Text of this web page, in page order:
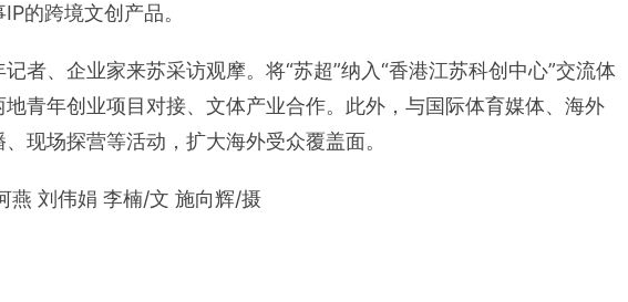
的跨境文创产品。
者、企业家来苏采访观摩。将“苏超”纳入“香港江苏科创中心”交流体
青年创业项目对接、文体产业合作。此外，与国际体育媒体、海外
现场探营等活动，扩大海外受众覆盖面。
燕 刘伟娟 李楠/文 施向辉/摄